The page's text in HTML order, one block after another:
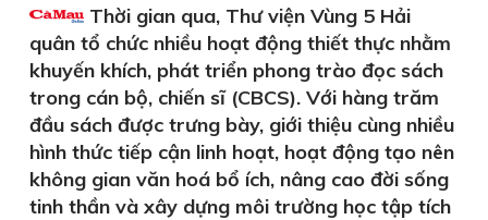
Thời gian qua, Thư viện Vùng 5 Hải
quân tổ chức nhiều hoạt động thiết thực nhằm
khuyến khích, phát triển phong trào đọc sách
trong cán bộ, chiến sĩ (CBCS). Với hàng trăm
đầu sách được trưng bày, giới thiệu cùng nhiều
hình thức tiếp cận linh hoạt, hoạt động tạo nên
không gian văn hoá bổ ích, nâng cao đời sống
tinh thần và xây dựng môi trường học tập tích